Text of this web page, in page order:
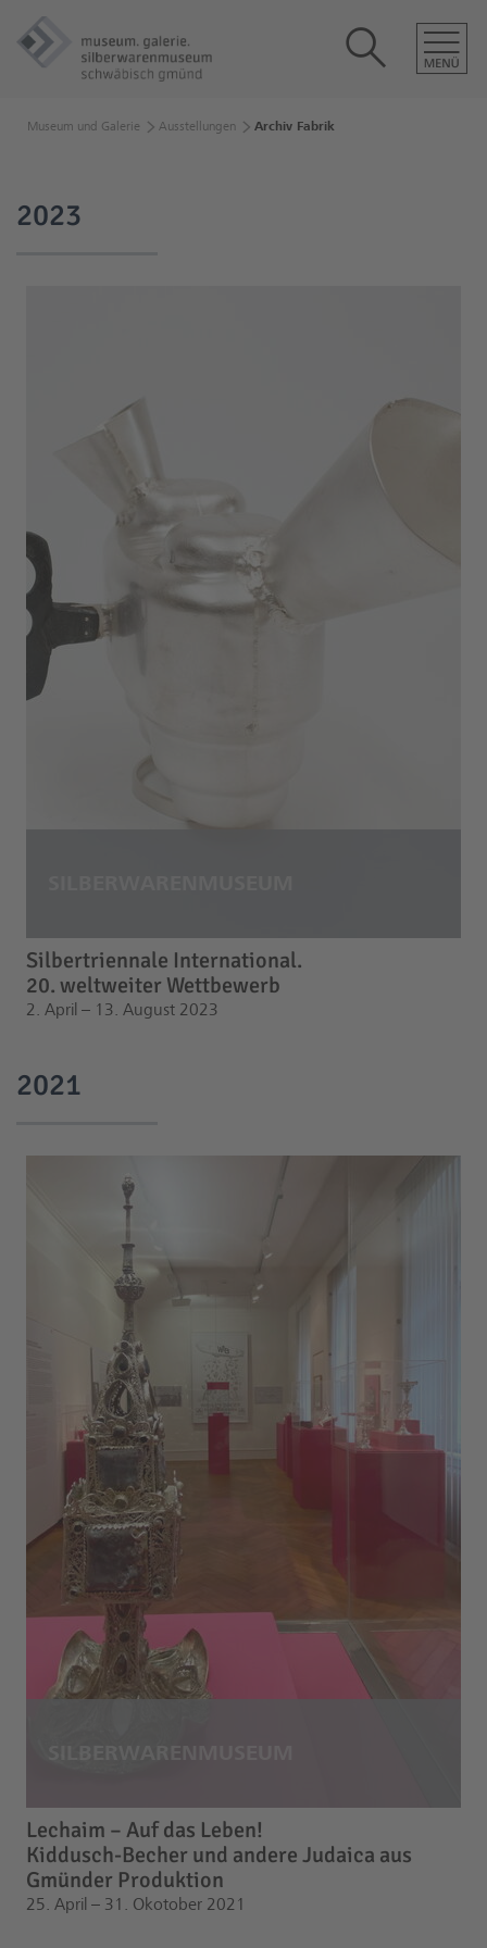
Museum und Galerie Ausstellungen Archiv Fabrik
2023
Silbertriennale International.
20. weltweiter Wettbewerb
2. April – 13. August 2023
2021
Lechaim – Auf das Leben!
Kiddusch-Becher und andere Judaica aus
Gmünder Produktion
25. April – 31. Okotober 2021